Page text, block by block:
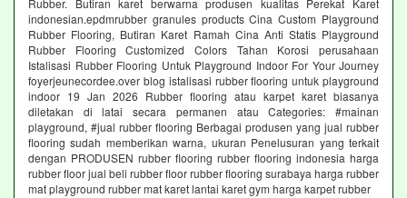
Rubber. Butiran karet berwarna produsen kualitas Perekat Karet
indonesian.epdmrubber granules products Cina Custom Playground
Rubber Flooring, Butiran Karet Ramah Cina Anti Statis Playground
Rubber Flooring Customized Colors Tahan Korosi perusahaan
Istalisasi Rubber Flooring Untuk Playground Indoor For Your Journey
foyerjeunecordee.over blog istalisasi rubber flooring untuk playground
indoor 19 Jan 2026 Rubber flooring atau karpet karet biasanya
diletakan di latai secara permanen atau Categories: #mainan
playground, #jual rubber flooring Berbagai produsen yang jual rubber
flooring sudah memberikan warna, ukuran Penelusuran yang terkait
dengan PRODUSEN rubber flooring rubber flooring indonesia harga
rubber floor jual beli rubber floor rubber flooring surabaya harga rubber
mat playground rubber mat karet lantai karet gym harga karpet rubber